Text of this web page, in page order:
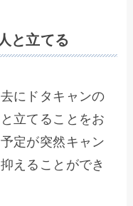
と立てる
にドタキャンの
立てることをお
定が突然キャン
えることができ